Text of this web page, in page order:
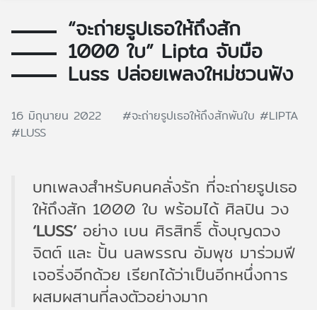
“จะถ่ายรูปเธอให้ถึงสัก
1000 ใบ” Lipta จับมือ
Luss ปล่อยเพลงใหม่ชวนฟัง
16 มิถุนายน 2022 #จะถ่ายรูปเธอให้ถึงสักพันใบ #LIPTA
#LUSS
บทเพลงสำหรับคนคลั่งรัก ที่จะถ่ายรูปเธอ
ให้ถึงสัก 1000 ใบ พร้อมได้ ศิลปิน วง
‘LUSS’ อย่าง เบน ศิรสิทธิ์ ตั้งบุญดวง
จิตต์ และ ปั้น นลพรรณ อัมพุช มาร่วมฟี
เจอริ่งอีกด้วย เรียกได้ว่าเป็นอีกหนึ่งการ
ผสมผสานที่ลงตัวอย่างมาก